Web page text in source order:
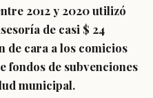
2012 y 2020 utilizó
de casi $ 24
de cara a los comicios
fondos de subvenciones
municipal.